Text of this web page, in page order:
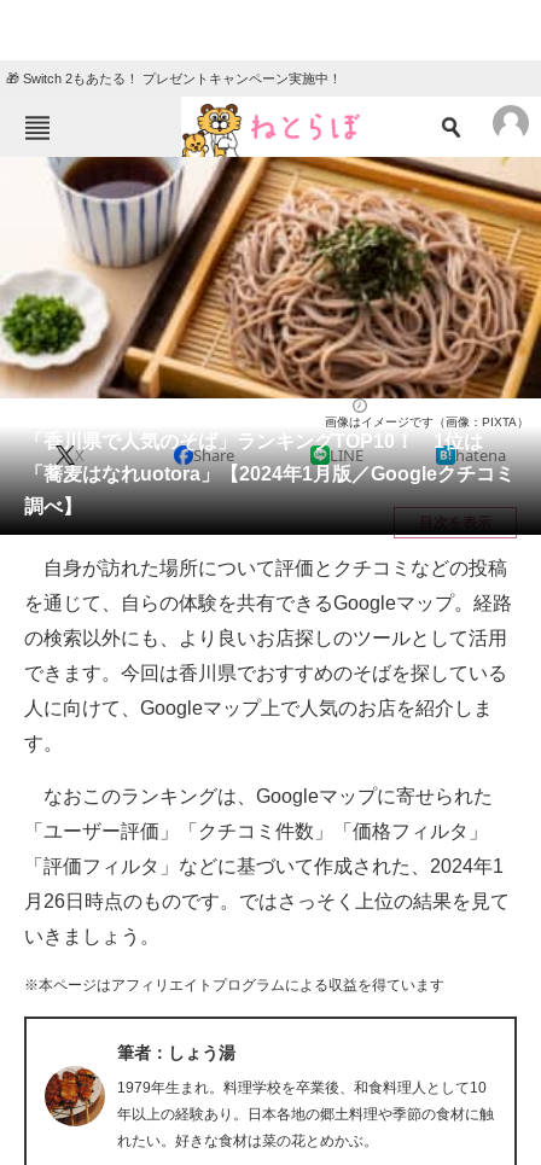
🎁 Switch 2もあたる！ プレゼントキャンペーン実施中！
ねとらぼメニュー
ニュース
クイズ
グルメ 地域
住まい 教育・育児
動物 リサーチ
会員記事
メディア
注目記事を集めた総合ページ
ITの今と未来を見通す
スマホと通信の最新トレンド
進化するPCとデバイスの未来
ビジネスと働き方のヒント
企業ITのトレンドを詳説
ITエンジニア向け専門サイト
企業向けIT製品の総合サイト
「香川県で人気のそば」ランキングTOP10！ 1位は
「蕎麦はなれuotora」【2024年1月版／Googleクチコミ
調べ】
画像はイメージです（画像：PIXTA）
X Share LINE hatena
目次を表示
自身が訪れた場所について評価とクチコミなどの投稿
を通じて、自らの体験を共有できるGoogleマップ。経路
の検索以外にも、より良いお店探しのツールとして活用
できます。今回は香川県でおすすめのそばを探している
人に向けて、Googleマップ上で人気のお店を紹介しま
す。
なおこのランキングは、Googleマップに寄せられた
「ユーザー評価」「クチコミ件数」「価格フィルタ」
「評価フィルタ」などに基づいて作成された、2024年1
月26日時点のものです。ではさっそく上位の結果を見て
いきましょう。
※本ページはアフィリエイトプログラムによる収益を得ています
筆者：しょう湯
1979年生まれ。料理学校を卒業後、和食料理人として10
年以上の経験あり。日本各地の郷土料理や季節の食材に触
れたい。好きな食材は菜の花とめかぶ。